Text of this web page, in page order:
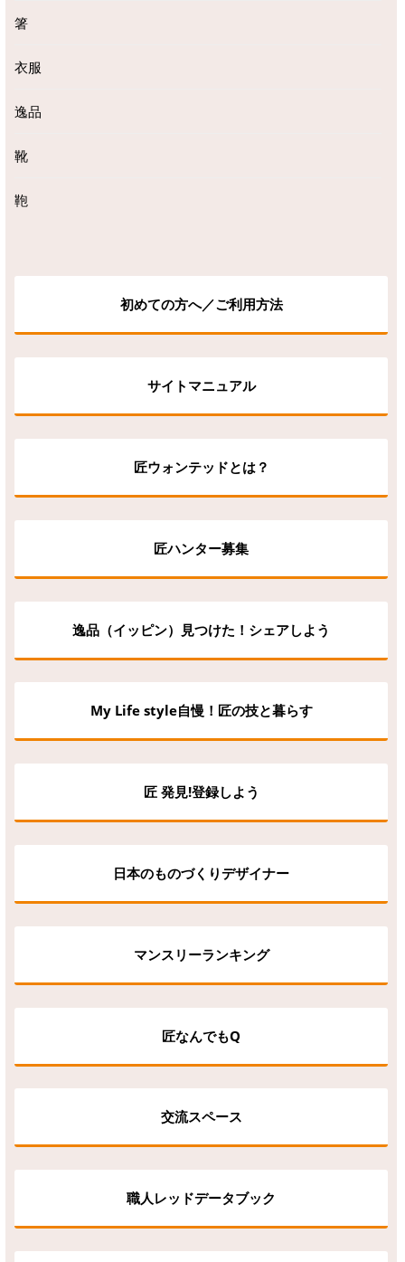
箸
衣服
逸品
靴
鞄
初めての方へ／ご利用方法
サイトマニュアル
匠ウォンテッドとは？
匠ハンター募集
逸品（イッピン）見つけた！シェアしよう
My Life style自慢！匠の技と暮らす
匠 発見!登録しよう
日本のものづくりデザイナー
マンスリーランキング
匠なんでもQ
交流スペース
職人レッドデータブック